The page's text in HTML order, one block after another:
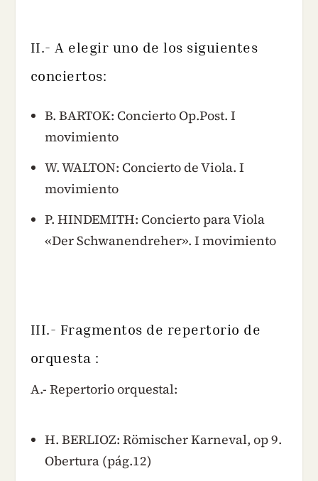
II.- A elegir uno de los siguientes
conciertos:
B. BARTOK: Concierto Op.Post. I
movimiento
W. WALTON: Concierto de Viola. I
movimiento
P. HINDEMITH: Concierto para Viola
«Der Schwanendreher». I movimiento
III.- Fragmentos de repertorio de
orquesta :
A.- Repertorio orquestal:
H. BERLIOZ: Römischer Karneval, op 9.
Obertura (pág.12)